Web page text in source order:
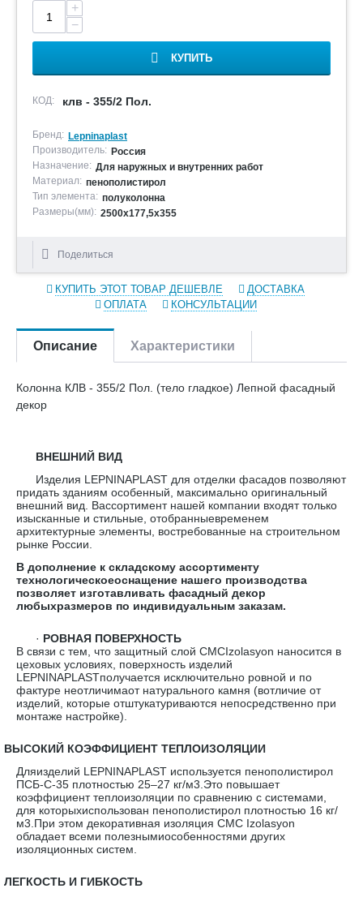
+
−
КУПИТЬ
КОД: клв - 355/2 Пол.
Бренд: Lepninaplast
Производитель: Россия
Назначение: Для наружных и внутренних работ
Материал: пенополистирол
Тип элемента: полуколонна
Размеры(мм): 2500х177,5х355
Поделиться
КУПИТЬ ЭТОТ ТОВАР ДЕШЕВЛЕ
ДОСТАВКА
ОПЛАТА
КОНСУЛЬТАЦИИ
Описание Характеристики
Колонна КЛВ - 355/2 Пол. (тело гладкое) Лепной фасадный
декор
ВНЕШНИЙ ВИД
Изделия LEPNINAPLAST для отделки фасадов позволяют
придать зданиям особенный, максимально оригинальный
внешний вид. Вассортимент нашей компании входят только
изысканные и стильные, отобранныевременем
архитектурные элементы, востребованные на строительном
рынке России.
В дополнение к складскому ассортименту
технологическоеоснащение нашего производства
позволяет изготавливать фасадный декор
любыхразмеров по индивидуальным заказам.
· РОВНАЯ ПОВЕРХНОСТЬ
В связи с тем, что защитный слой CMCIzolasyon наносится в
цеховых условиях, поверхность изделий
LEPNINAPLASTполучается исключительно ровной и по
фактуре неотличимаот натурального камня (вотличие от
изделий, которые отштукатуриваются непосредственно при
монтаже настройке).
ВЫСОКИЙ КОЭФФИЦИЕНТ ТЕПЛОИЗОЛЯЦИИ
Дляизделий LEPNINAPLAST используется пенополистирол
ПСБ-С-35 плотностью 25–27 кг/м3.Это повышает
коэффициент теплоизоляции по сравнению с системами,
для которыхиспользован пенополистирол плотностью 16 кг/
м3.При этом декоративная изоляция CMC Izolasyon
обладает всеми полезнымиособенностями других
изоляционных систем.
ЛЕГКОСТЬ И ГИБКОСТЬ